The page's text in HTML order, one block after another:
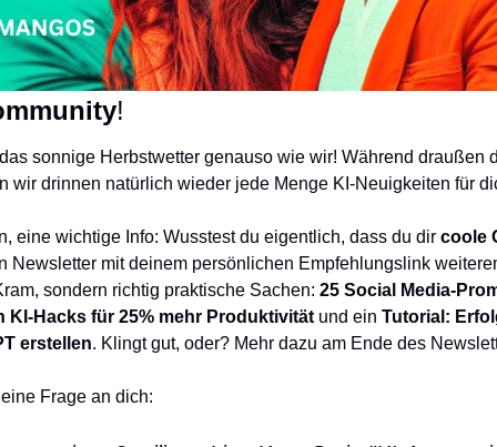
!
sonnige Herbstwetter genauso wie wir! Während draußen
wir drinnen natürlich wieder jede Menge KI-Neuigkeiten für
eine wichtige Info: Wusstest du eigentlich, dass du dir coole
Newsletter mit deinem persönlichen Empfehlungslink
sondern richtig praktische Sachen: 25 Social Media-
KI-Hacks für 25% mehr Produktivität und ein Tutorial:
erstellen. Klingt gut, oder? Mehr dazu am Ende des
Frage an dich: